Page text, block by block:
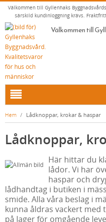
Välkommen till Gyllenhaks
särskild kundinloggning krävs.
Välkommen till
HEM
LINOLJEFÄRG & SLAMFÄRG
LINOLJEFÄRGER
VITA KULÖRER
GRÅ KULÖRER
GULA KULÖRER
MATTA LINOLJEFÄRGER
FALU RÖDFÄRG
KONSTNÄRSFÄRGER
KLASSISKA KLÄDER
RESISTANT WORK WEAR
STORVÄSTAR
VÄSTAR
BADRUM & KÖK (KRANAR &
KÖKSBLANDARE
TVÄTTSTÄLLSBLANDARE
INNERDÖRRSHANDTAG
DÖRRHANDTAG MÄSSING
YTTERDÖRRSHANDTAG
Hem / Lådknoppar, krokar & haspar
Lådknoppar,
Här hittar du
lådor. Vi har
haspar och
lådhandtag i butiken i
smide. Alla våra beslag i
kunna åldras vackert med
på lager för omgående